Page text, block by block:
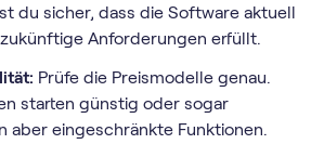
du sicher, dass die Software aktuell
Anforderungen erfüllt.
Prüfe die Preismodelle genau.
starten günstig oder sogar
aber eingeschränkte Funktionen.